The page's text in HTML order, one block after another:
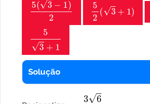
5(3−1) 2 52 ( +1)
1
Solução
23−2